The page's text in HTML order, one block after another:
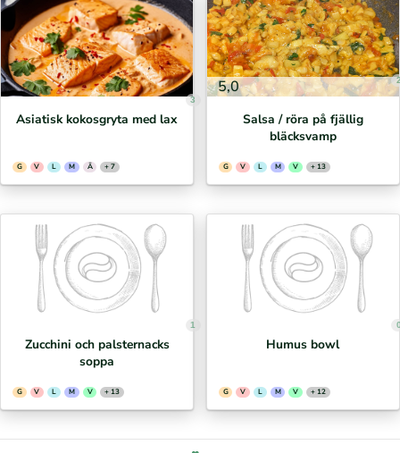
3
Asiatisk kokosgryta med lax
G V L M Ä + 7
5,0
Salsa / röra på fjällig
bläcksvamp
G V L M V + 13
1
Zucchini och palsternacks
soppa
G V L M V + 13
Humus bowl
G V L M V + 12